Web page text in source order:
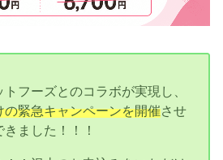
フーズとのコラボが実現し、
緊急キャンペーンを開催させ
ました！！！